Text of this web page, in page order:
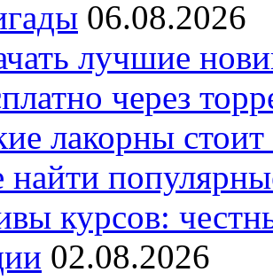
06.08.2026
лучшие
через
лакорны стоит
найти
курсов:
02.08.2026